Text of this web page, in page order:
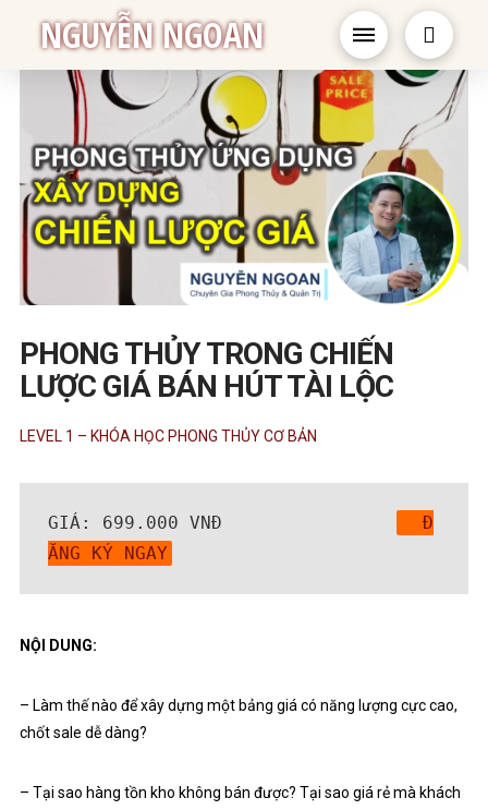
NGUYỄN NGOAN
PHONG THỦY TRONG CHIẾN
LƯỢC GIÁ BÁN HÚT TÀI LỘC
LEVEL 1 – KHÓA HỌC PHONG THỦY CƠ BẢN
GIÁ: 699.000 VNĐ
Đ
ĂNG KÝ NGAY
NỘI DUNG:
– Làm thế nào để xây dựng một bảng giá có năng lượng cực cao,
chốt sale dễ dàng?
– Tại sao hàng tồn kho không bán được? Tại sao giá rẻ mà khách